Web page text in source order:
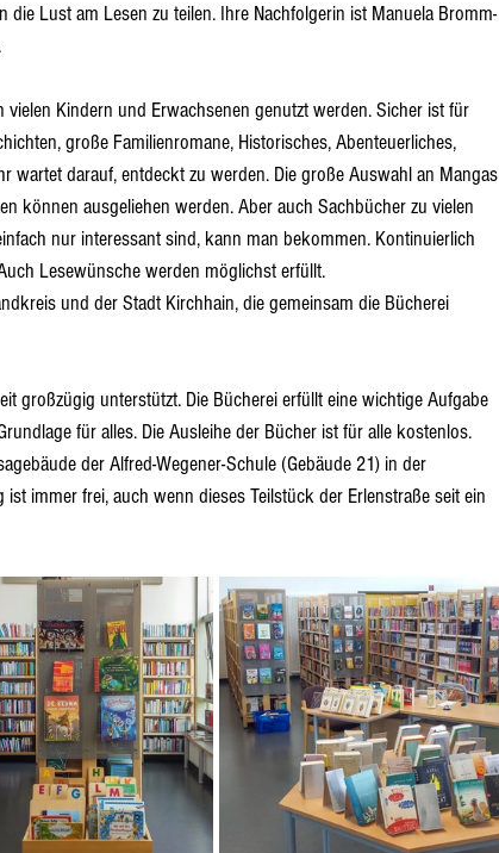
die Lust am Lesen zu teilen. Ihre Nachfolgerin ist Manuela Bromm-
Kindern und Erwachsenen genutzt werden. Sicher ist für
große Familienromane, Historisches, Abenteuerliches,
wartet darauf, entdeckt zu werden. Die große Auswahl an Mangas
können ausgeliehen werden. Aber auch Sachbücher zu vielen
nur interessant sind, kann man bekommen. Kontinuierlich
Lesewünsche werden möglichst erfüllt.
und der Stadt Kirchhain, die gemeinsam die Bücherei
großzügig unterstützt. Die Bücherei erfüllt eine wichtige Aufgabe
für alles. Die Ausleihe der Bücher ist für alle kostenlos.
der Alfred-Wegener-Schule (Gebäude 21) in der
immer frei, auch wenn dieses Teilstück der Erlenstraße seit ein